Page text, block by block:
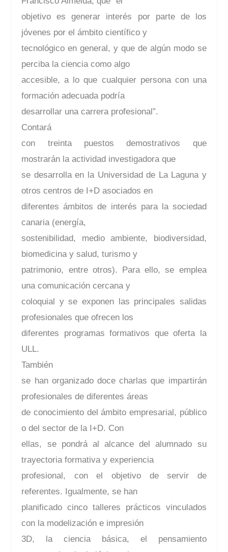
objetivo es generar interés por parte de los
jóvenes por el ámbito científico y
tecnológico en general, y que de algún modo se
perciba la ciencia como algo
accesible, a lo que cualquier persona con una
formación adecuada podría
desarrollar una carrera profesional”.
Contará
con treinta puestos demostrativos que
mostrarán la actividad investigadora que
se desarrolla en la Universidad de La Laguna y
otros centros de I+D asociados en
diferentes ámbitos de interés para la sociedad
canaria (energía,
sostenibilidad, medio ambiente, biodiversidad,
biomedicina y salud, turismo y
patrimonio, entre otros). Para ello, se emplea
una comunicación cercana y
coloquial y se exponen las principales salidas
profesionales que ofrecen los
diferentes programas formativos que oferta la
ULL.
También
se han organizado doce charlas que impartirán
profesionales de diferentes áreas
de conocimiento del ámbito empresarial, público
o del sector de la I+D. Con
ellas, se pondrá al alcance del alumnado su
trayectoria formativa y experiencia
profesional, con el objetivo de servir de
referentes. Igualmente, se han
planificado cinco talleres prácticos vinculados
con la modelización e impresión
3D, la ciencia básica, el pensamiento